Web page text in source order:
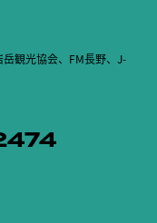
観光協会、FM長野、 J-